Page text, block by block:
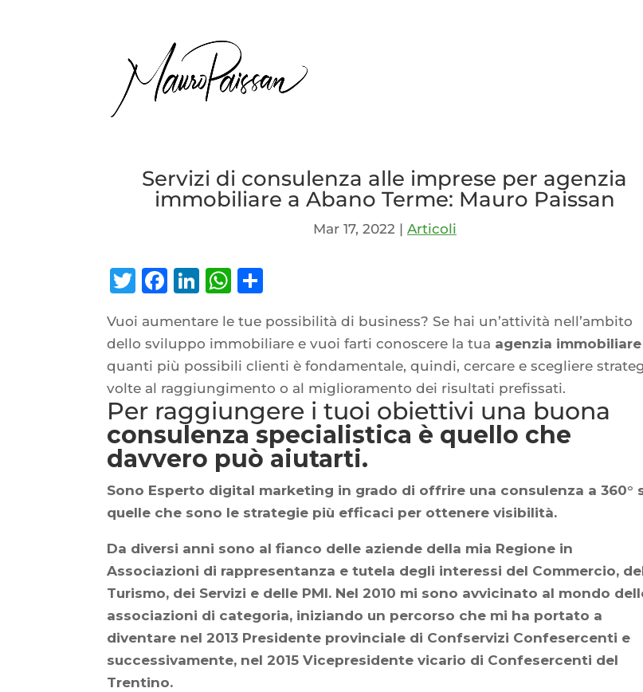
Servizi di consulenza alle imprese per agenzia
immobiliare a Abano Terme: Mauro Paissan
Mar 17, 2022 | Articoli
Twitter
Facebook
LinkedIn
WhatsApp
Vuoi aumentare le tue possibilità di business? Se hai un’attività nell’ambito
dello sviluppo immobiliare e vuoi farti conoscere la tua agenzia immobiliare
quanti più possibili clienti è fondamentale, quindi, cercare e scegliere
volte al raggiungimento o al miglioramento dei risultati prefissati.
Per raggiungere i tuoi obiettivi una buona
consulenza specialistica è quello che
davvero può aiutarti.
Sono Esperto digital marketing in grado di offrire una consulenza a 360°
quelle che sono le strategie più efficaci per ottenere visibilità.
Da diversi anni sono al fianco delle aziende della mia Regione in
Associazioni di rappresentanza e tutela degli interessi del Commercio,
Turismo, dei Servizi e delle PMI. Nel 2010 mi sono avvicinato al mondo
associazioni di categoria, iniziando un percorso che mi ha portato a
diventare nel 2013 Presidente provinciale di Confservizi Confesercenti e
successivamente, nel 2015 Vicepresidente vicario di Confesercenti del
Trentino.